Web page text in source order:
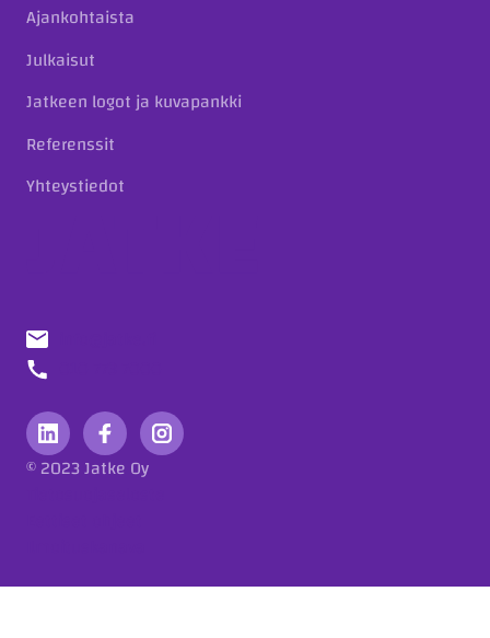
Ajankohtaista
Julkaisut
Jatkeen logot ja kuvapankki
Referenssit
Yhteystiedot
© 2023 Jatke Oy